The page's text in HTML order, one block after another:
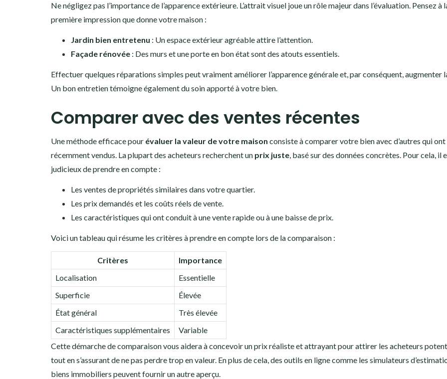
Ne négligez pas l’importance de l’apparence extérieure. L’attrait visuel joue un rôle majeur dans l’évaluation. Pensez à
première impression que donne votre maison :
Jardin bien entretenu : Un espace extérieur agréable attire l’attention.
Façade rénovée : Des murs et une porte en bon état sont des atouts essentiels.
Effectuer quelques réparations simples peut vraiment améliorer l’apparence générale et, par conséquent, augmenter
Un bon entretien témoigne également du soin apporté à votre bien.
Comparer avec des ventes récentes
Une méthode efficace pour évaluer la valeur de votre maison consiste à comparer votre bien avec d’autres qui
récemment vendus. La plupart des acheteurs recherchent un prix juste, basé sur des données concrètes. Pour cela, il
judicieux de prendre en compte :
Les ventes de propriétés similaires dans votre quartier.
Les prix demandés et les coûts réels de vente.
Les caractéristiques qui ont conduit à une vente rapide ou à une baisse de prix.
Voici un tableau qui résume les critères à prendre en compte lors de la comparaison :
Critères
Importance
Localisation
Essentielle
Superficie
Élevée
État général
Très élevée
Caractéristiques supplémentaires
Variable
Cette démarche de comparaison vous aidera à concevoir un prix réaliste et attrayant pour attirer les acheteurs
tout en s’assurant de ne pas perdre trop en valeur. En plus de cela, des outils en ligne comme les simulateurs
biens immobiliers peuvent fournir un autre aperçu.